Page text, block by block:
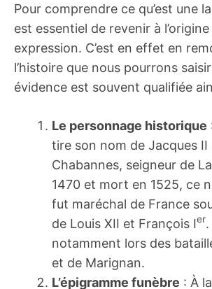
Pour comprendre ce qu’est une
est essentiel de revenir à
expression. C’est en effet en
l’histoire que nous pourrons
évidence est souvent qualifiée
Le personnage historique
tire son nom de Jacques II
Chabannes, seigneur de
1470 et mort en 1525, ce
fut maréchal de France
de Louis XII et François Ier
notamment lors des
et de Marignan.
L’épigramme funèbre : À